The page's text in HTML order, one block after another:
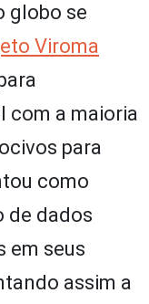
globo se
Viroma
com a maioria
para
como
de dados
em seus
assim a